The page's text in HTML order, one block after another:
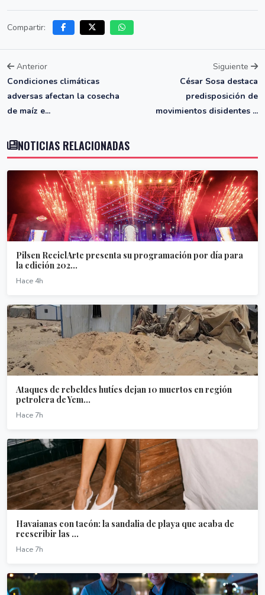
Compartir:
Anterior
Condiciones climáticas
adversas afectan la cosecha
de maíz e...
Siguiente
César Sosa destaca
predisposición de
movimientos disidentes ...
NOTICIAS RELACIONADAS
Pilsen ReciclArte presenta su programación por día para
la edición 202...
Hace 4h
Ataques de rebeldes hutíes dejan 10 muertos en región
petrolera de Yem...
Hace 7h
Havaianas con tacón: la sandalia de playa que acaba de
reescribir las ...
Hace 7h